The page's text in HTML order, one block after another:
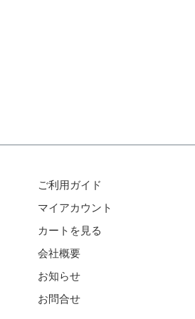
ご利用ガイド
マイアカウント
カートを見る
会社概要
お知らせ
お問合せ